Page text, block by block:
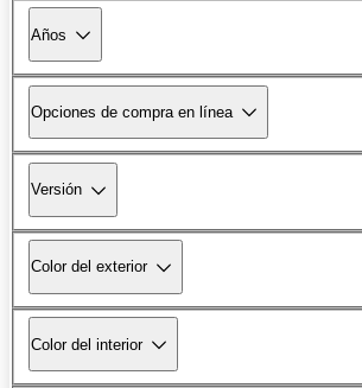
Años
Opciones de compra en línea
Versión
Color del exterior
Color del interior